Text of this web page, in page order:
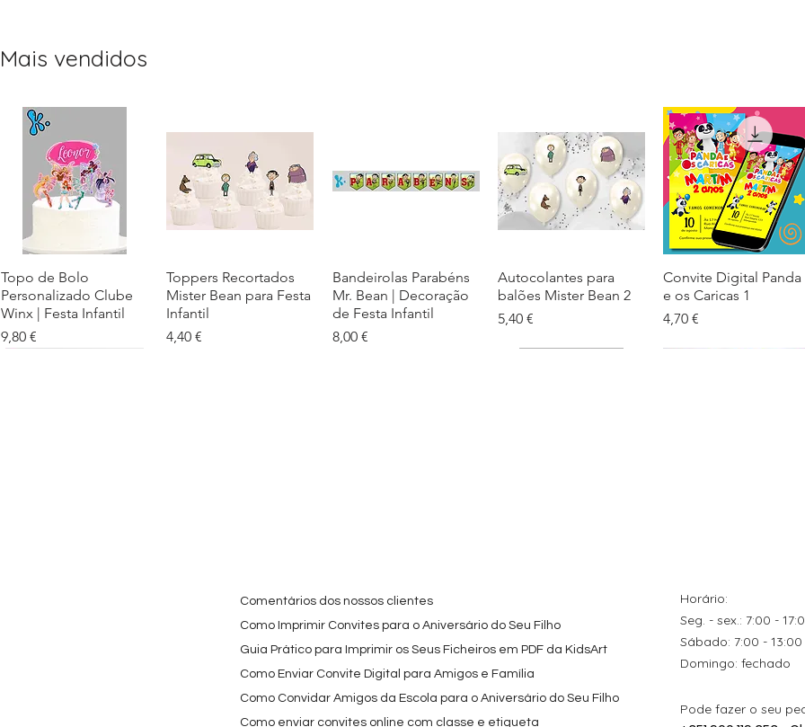
Mais vendidos
Visualização rápida
Topo de Bolo
Personalizado Clube
Winx | Festa Infantil
Preço
9,80 €
Visualização rápida
Toppers Recortados
Mister Bean para Festa
Infantil
Preço
4,40 €
Visualização rápida
Bandeirolas Parabéns
Mr. Bean | Decoração
de Festa Infantil
Preço
8,00 €
Visualização rápida
Autocolantes para
balões Mister Bean 2
Preço
5,40 €
Visualização rápida
Convite Digital Panda
e os Caricas 1
Preço
4,70 €
Preço
4,40 €
Comentários dos nossos clientes
Como Imprimir Convites para o Aniversário do Seu Filho
Guia Prático para Imprimir os Seus Ficheiros em PDF da KidsArt
Como Enviar Convite Digital para Amigos e Família
Como Convidar Amigos da Escola para o Aniversário do Seu Filho
Como enviar convites online com classe e etiqueta
Horário:
Seg. - sex.: 7:00 -
​​Sábado: 7:00 - 13:00
​Domingo: fechado
Pode fazer o seu